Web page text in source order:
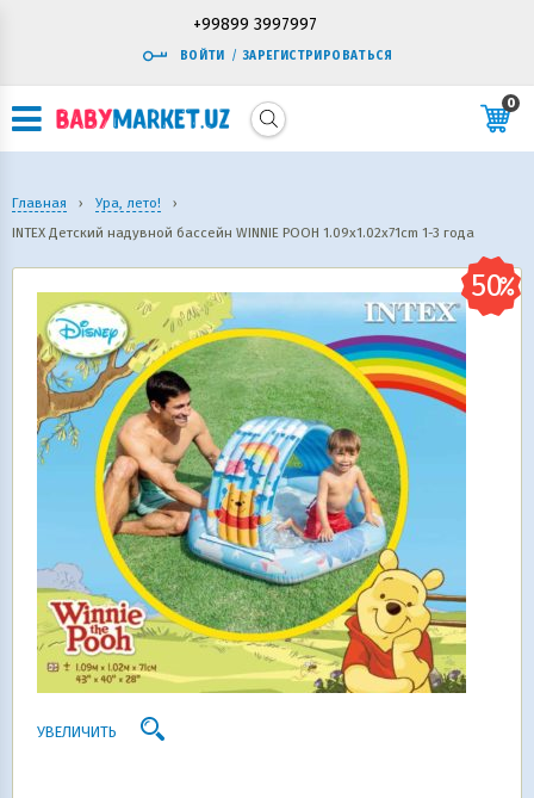
+99899 3997997
ВОЙТИ / ЗАРЕГИСТРИРОВАТЬСЯ
0
Главная › Ура, лето!
›
INTEX Детский надувной бассейн WINNIE POOH 1.09x1.02x71cm 1-3 года
УВЕЛИЧИТЬ